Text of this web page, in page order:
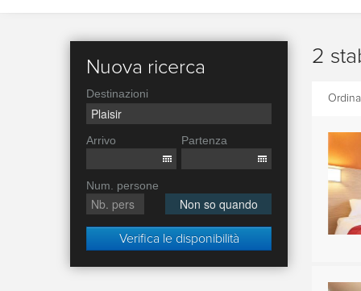
Nuova ricerca
Destinazioni
Arrivo Partenza
Num. persone
Non so quando
Verifica le disponibilità
2